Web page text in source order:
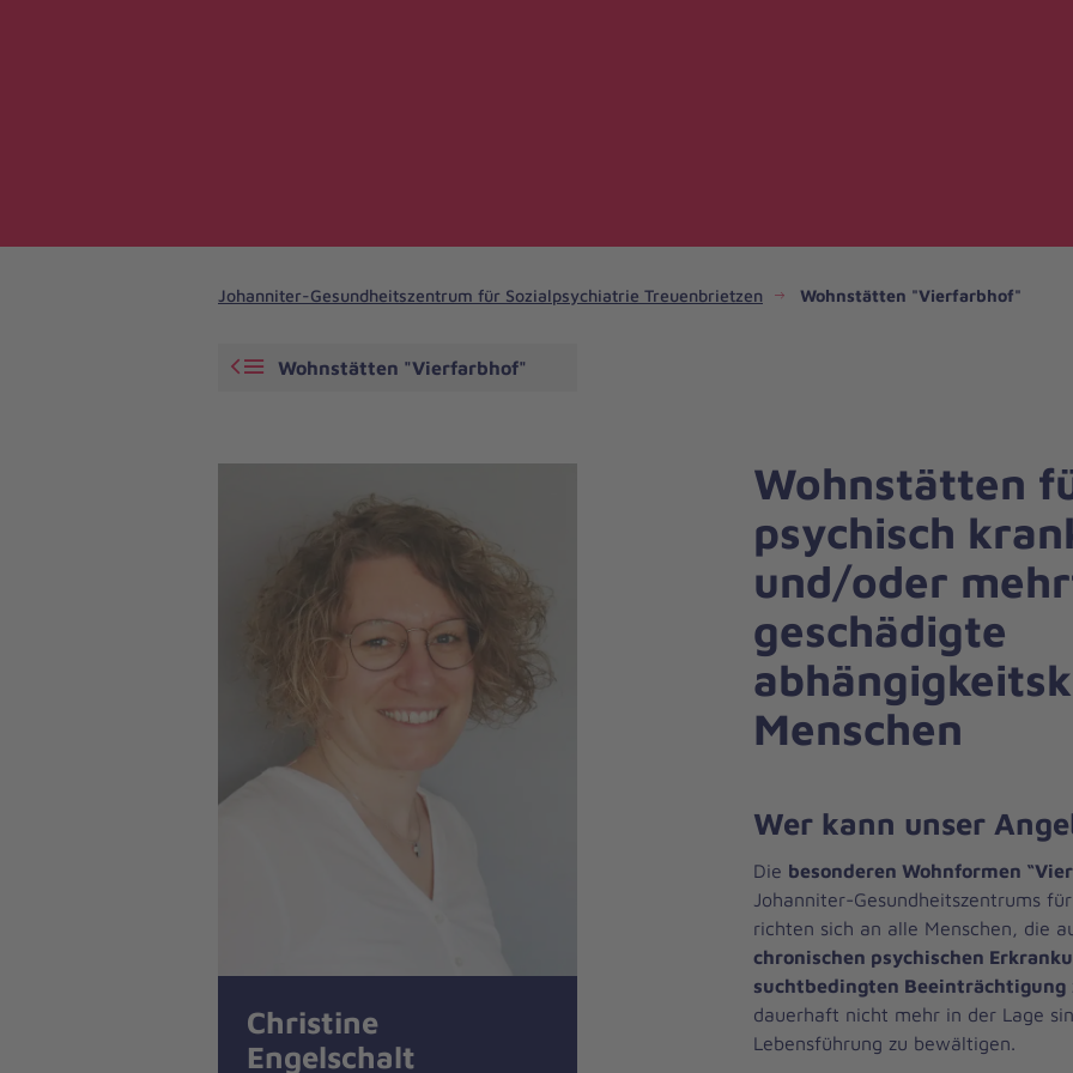
Johanniter-Gesundheitszentrum für Sozialpsychiatrie Treuenbrietzen Wohnstätten "Vierfarbhof"
Wohnstätten
psychisch
und/oder
geschädigte
Menschen
Wer kann unser
Die besonderen Wohnformen
Johanniter-Gesundheitszentrums
richten sich an alle Menschen, die
chronischen psychischen
suchtbedingten Beeinträchtigung
dauerhaft nicht mehr in der Lage
Lebensführung zu bewältigen.
Wohnstätten "Vierfarbhof"
Christine
Engelschalt